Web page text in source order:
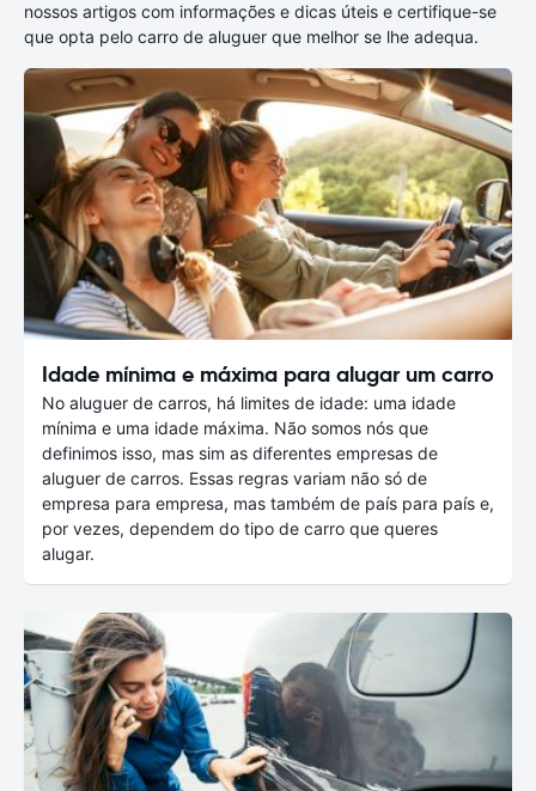
nossos artigos com informações e dicas úteis e certifique-se
que opta pelo carro de aluguer que melhor se lhe adequa.
Idade mínima e máxima para alugar um carro
No aluguer de carros, há limites de idade: uma idade
mínima e uma idade máxima. Não somos nós que
definimos isso, mas sim as diferentes empresas de
aluguer de carros. Essas regras variam não só de
empresa para empresa, mas também de país para país e,
por vezes, dependem do tipo de carro que queres
alugar.